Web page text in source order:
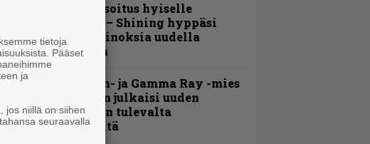
Kunnianosoitus hyiselle
Pohjolalle – Shining hyppäsi
keskelle kinoksia uudella
videollaan
Helloween- ja Gamma Ray -mies
Kai Hansen julkaisi uuden
maistiaisen tulevalta
soololevyltä
tietoja
Pääset
ja
jos niillä on siihen
seuraavalla